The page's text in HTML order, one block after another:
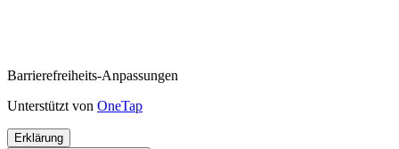
Barrierefreiheits-Anpassungen
Unterstützt von OneTap
Erklärung